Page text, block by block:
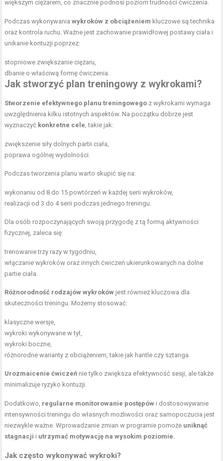
większym ciężarem, co znacznie podnosi poziom trudności ćwiczenia.
Podczas wykonywaniawykroków z obciążeniem kluczowe są technika
oraz kontrola ruchu. Ważne jest zachowanie prawidłowej postawy ciała i
unikanie kontuzji poprzez:
stopniowe zwiększanie ciężaru,
dbanie o właściwą formę ćwiczenia.
Jak stworzyć plan treningowy z wykrokami?
Stworzenie efektywnego planu treningowego z wykrokami wymaga
uwzględnienia kilku istotnych aspektów. Na początku dobrze jest
wyznaczyć konkretne cele, takie jak:
zwiększenie siły dolnych partii ciała,
poprawa ogólnej wydolności.
Podczas tworzenia planu warto skupić się na:
wykonaniu od 8 do 15 powtórzeń w każdej serii wykroków,
realizacji od 3 do 4 serii podczas jednego treningu.
Dla osób rozpoczynających swoją przygodę z tą formą aktywności
fizycznej, zaleca się:
trenowanie trzy razy w tygodniu,
włączanie wykroków oraz innych ćwiczeń ukierunkowanych na dolne
partie ciała.
Różnorodność rodzajów wykroków jest również kluczowa dla
skuteczności treningu. Możemy stosować:
klasyczne wersje,
wykroki wykonywane w tył,
wykroki boczne,
różnorodne warianty z obciążeniem, takie jak hantle czy sztanga.
Urozmaicenie ćwiczeń nie tylko zwiększa efektywność sesji, ale także
minimalizuje ryzyko kontuzji.
Dodatkowo, regularne monitorowanie postępów i dostosowywanie
intensywności treningu do własnych możliwości oraz samopoczucia jest
niezwykle ważne. Wprowadzanie zmian w programie pomoże uniknąć
stagnacji i utrzymać motywację na wysokim poziomie.
Jak często wykonywać wykroki?